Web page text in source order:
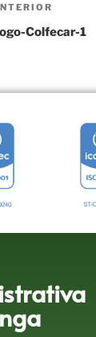
Colfecar-1